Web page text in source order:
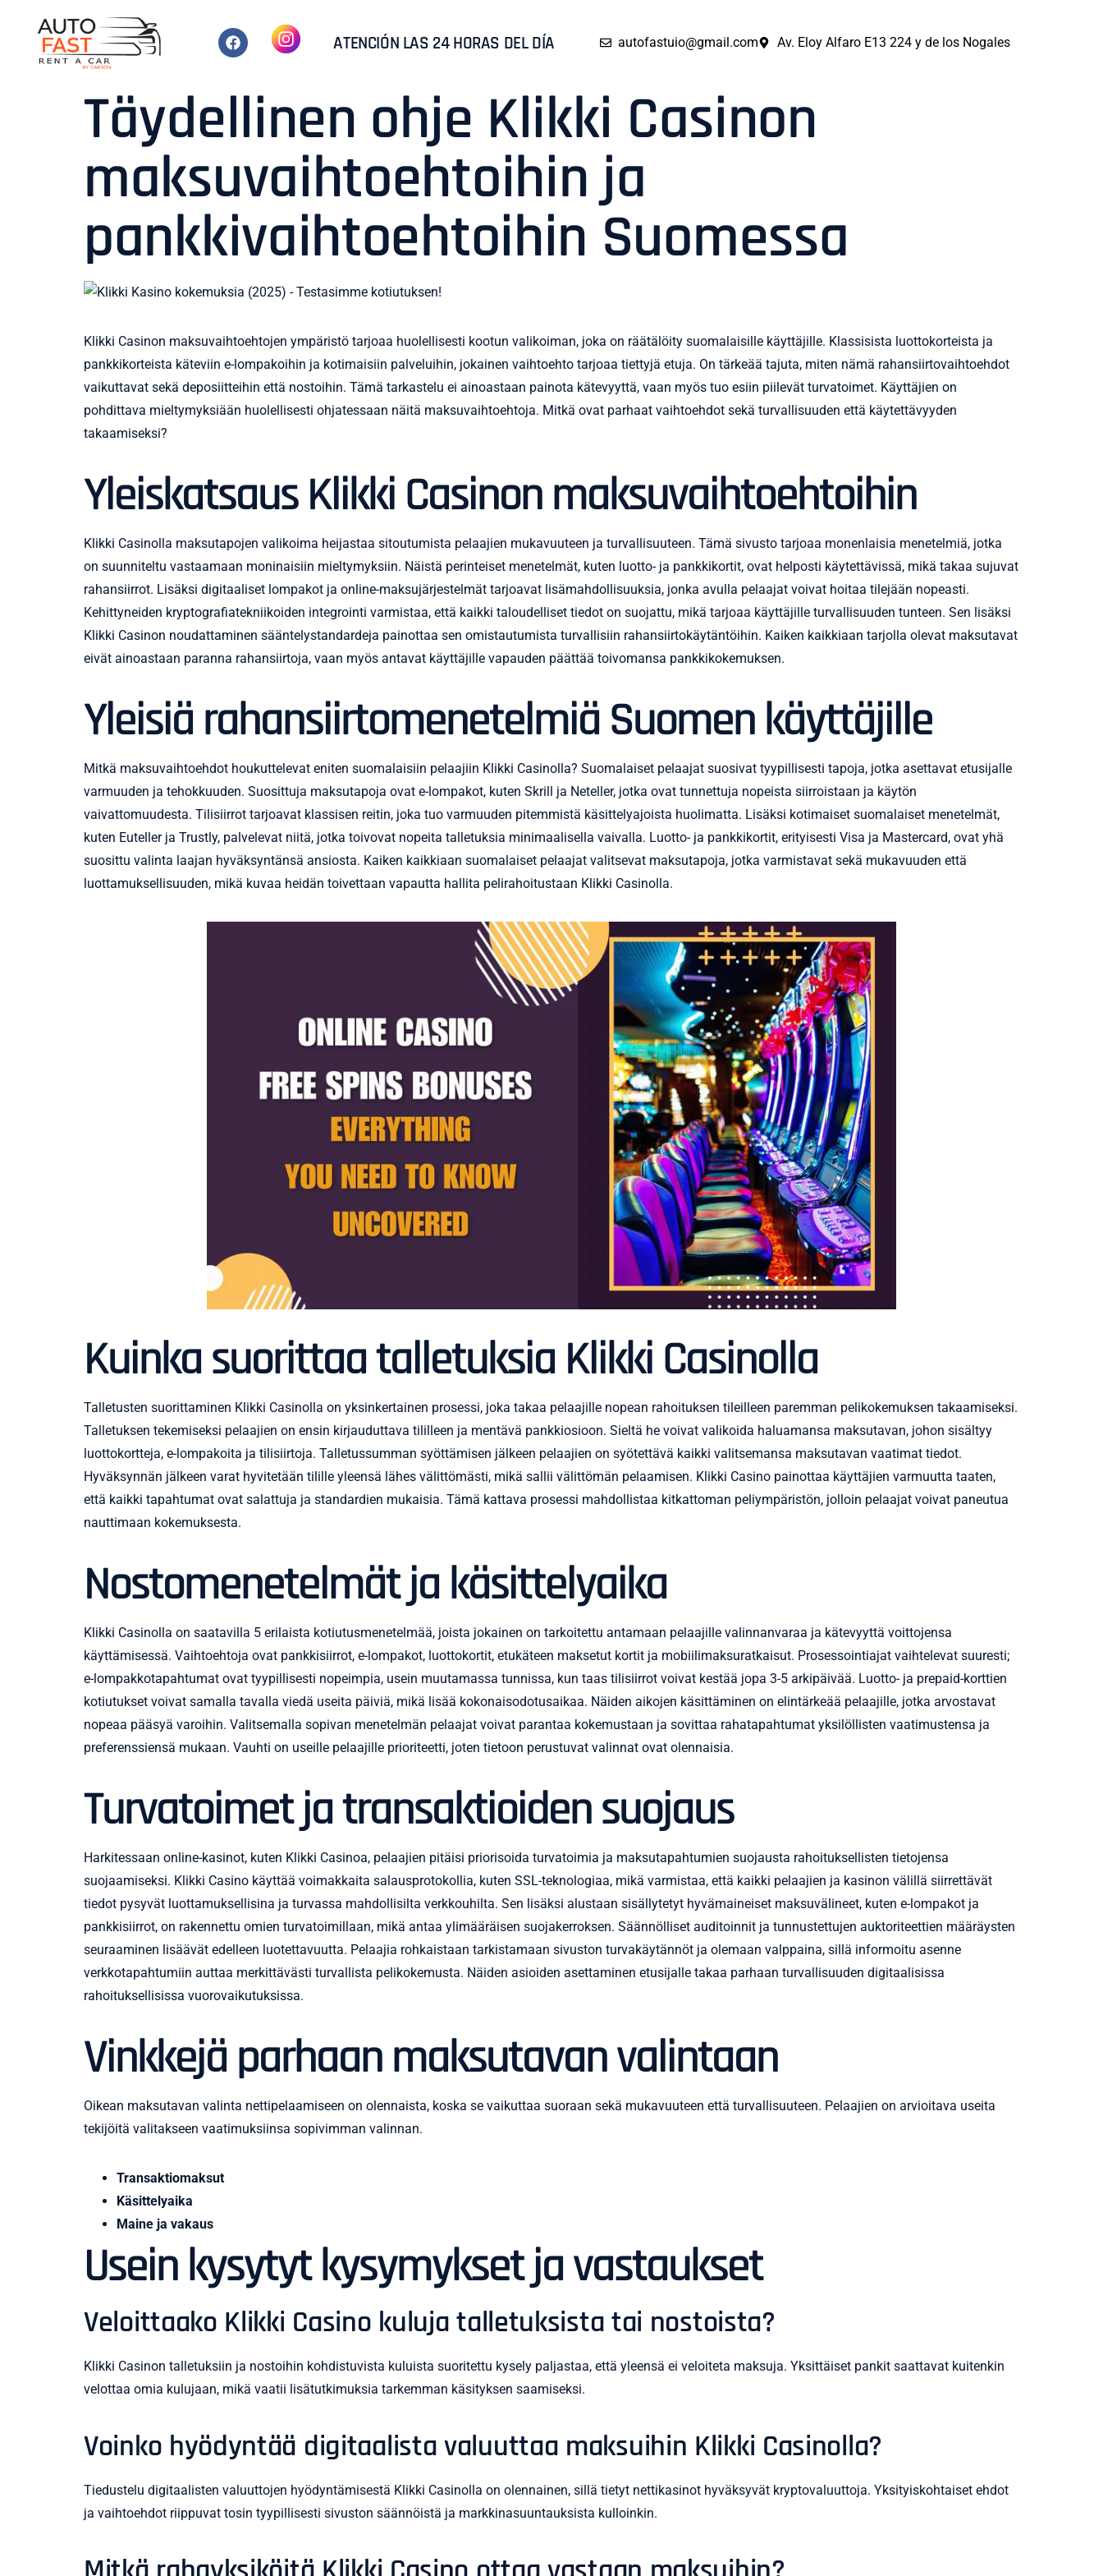
ATENCIÓN LAS 24 HORAS DEL DÍA autofastuio@gmail.com Av. Eloy Alfaro E13 224 y de los Nogales
Täydellinen ohje Klikki Casinon
maksuvaihtoehtoihin ja
pankkivaihtoehtoihin Suomessa
Klikki Casinon maksuvaihtoehtojen ympäristö tarjoaa huolellisesti kootun valikoiman, joka on räätälöity suomalaisille käyttäjille. Klassisista luottokorteista ja
pankkikorteista käteviin e-lompakoihin ja kotimaisiin palveluihin, jokainen vaihtoehto tarjoaa tiettyjä etuja. On tärkeää tajuta, miten nämä rahansiirtovaihtoehdot
vaikuttavat sekä deposiitteihin että nostoihin. Tämä tarkastelu ei ainoastaan painota kätevyyttä, vaan myös tuo esiin piilevät turvatoimet. Käyttäjien on
pohdittava mieltymyksiään huolellisesti ohjatessaan näitä maksuvaihtoehtoja. Mitkä ovat parhaat vaihtoehdot sekä turvallisuuden että käytettävyyden
takaamiseksi?
Yleiskatsaus Klikki Casinon maksuvaihtoehtoihin
Klikki Casinolla maksutapojen valikoima heijastaa sitoutumista pelaajien mukavuuteen ja turvallisuuteen. Tämä sivusto tarjoaa monenlaisia menetelmiä, jotka
on suunniteltu vastaamaan moninaisiin mieltymyksiin. Näistä perinteiset menetelmät, kuten luotto- ja pankkikortit, ovat helposti käytettävissä, mikä takaa sujuvat
rahansiirrot. Lisäksi digitaaliset lompakot ja online-maksujärjestelmät tarjoavat lisämahdollisuuksia, jonka avulla pelaajat voivat hoitaa tilejään nopeasti.
Kehittyneiden kryptografiatekniikoiden integrointi varmistaa, että kaikki taloudelliset tiedot on suojattu, mikä tarjoaa käyttäjille turvallisuuden tunteen. Sen lisäksi
Klikki Casinon noudattaminen sääntelystandardeja painottaa sen omistautumista turvallisiin rahansiirtokäytäntöihin. Kaiken kaikkiaan tarjolla olevat maksutavat
eivät ainoastaan paranna rahansiirtoja, vaan myös antavat käyttäjille vapauden päättää toivomansa pankkikokemuksen.
Yleisiä rahansiirtomenetelmiä Suomen käyttäjille
Mitkä maksuvaihtoehdot houkuttelevat eniten suomalaisiin pelaajiin Klikki Casinolla? Suomalaiset pelaajat suosivat tyypillisesti tapoja, jotka asettavat etusijalle
varmuuden ja tehokkuuden. Suosittuja maksutapoja ovat e-lompakot, kuten Skrill ja Neteller, jotka ovat tunnettuja nopeista siirroistaan ja käytön
vaivattomuudesta. Tilisiirrot tarjoavat klassisen reitin, joka tuo varmuuden pitemmistä käsittelyajoista huolimatta. Lisäksi kotimaiset suomalaiset menetelmät,
kuten Euteller ja Trustly, palvelevat niitä, jotka toivovat nopeita talletuksia minimaalisella vaivalla. Luotto- ja pankkikortit, erityisesti Visa ja Mastercard, ovat yhä
suosittu valinta laajan hyväksyntänsä ansiosta. Kaiken kaikkiaan suomalaiset pelaajat valitsevat maksutapoja, jotka varmistavat sekä mukavuuden että
luottamuksellisuuden, mikä kuvaa heidän toivettaan vapautta hallita pelirahoitustaan Klikki Casinolla.
Kuinka suorittaa talletuksia Klikki Casinolla
Talletusten suorittaminen Klikki Casinolla on yksinkertainen prosessi, joka takaa pelaajille nopean rahoituksen tileilleen paremman pelikokemuksen takaamiseksi.
Talletuksen tekemiseksi pelaajien on ensin kirjauduttava tililleen ja mentävä pankkiosioon. Sieltä he voivat valikoida haluamansa maksutavan, johon sisältyy
luottokortteja, e-lompakoita ja tilisiirtoja. Talletussumman syöttämisen jälkeen pelaajien on syötettävä kaikki valitsemansa maksutavan vaatimat tiedot.
Hyväksynnän jälkeen varat hyvitetään tilille yleensä lähes välittömästi, mikä sallii välittömän pelaamisen. Klikki Casino painottaa käyttäjien varmuutta taaten,
että kaikki tapahtumat ovat salattuja ja standardien mukaisia. Tämä kattava prosessi mahdollistaa kitkattoman peliympäristön, jolloin pelaajat voivat paneutua
nauttimaan kokemuksesta.
Nostomenetelmät ja käsittelyaika
Klikki Casinolla on saatavilla 5 erilaista kotiutusmenetelmää, joista jokainen on tarkoitettu antamaan pelaajille valinnanvaraa ja kätevyyttä voittojensa
käyttämisessä. Vaihtoehtoja ovat pankkisiirrot, e-lompakot, luottokortit, etukäteen maksetut kortit ja mobiilimaksuratkaisut. Prosessointiajat vaihtelevat suuresti;
e-lompakkotapahtumat ovat tyypillisesti nopeimpia, usein muutamassa tunnissa, kun taas tilisiirrot voivat kestää jopa 3-5 arkipäivää. Luotto- ja prepaid-korttien
kotiutukset voivat samalla tavalla viedä useita päiviä, mikä lisää kokonaisodotusaikaa. Näiden aikojen käsittäminen on elintärkeää pelaajille, jotka arvostavat
nopeaa pääsyä varoihin. Valitsemalla sopivan menetelmän pelaajat voivat parantaa kokemustaan ja sovittaa rahatapahtumat yksilöllisten vaatimustensa ja
preferenssiensä mukaan. Vauhti on useille pelaajille prioriteetti, joten tietoon perustuvat valinnat ovat olennaisia.
Turvatoimet ja transaktioiden suojaus
Harkitessaan online-kasinot, kuten Klikki Casinoa, pelaajien pitäisi priorisoida turvatoimia ja maksutapahtumien suojausta rahoituksellisten tietojensa
suojaamiseksi. Klikki Casino käyttää voimakkaita salausprotokollia, kuten SSL-teknologiaa, mikä varmistaa, että kaikki pelaajien ja kasinon välillä siirrettävät
tiedot pysyvät luottamuksellisina ja turvassa mahdollisilta verkkouhilta. Sen lisäksi alustaan sisällytetyt hyvämaineiset maksuvälineet, kuten e-lompakot ja
pankkisiirrot, on rakennettu omien turvatoimillaan, mikä antaa ylimääräisen suojakerroksen. Säännölliset auditoinnit ja tunnustettujen auktoriteettien määräysten
seuraaminen lisäävät edelleen luotettavuutta. Pelaajia rohkaistaan tarkistamaan sivuston turvakäytännöt ja olemaan valppaina, sillä informoitu asenne
verkkotapahtumiin auttaa merkittävästi turvallista pelikokemusta. Näiden asioiden asettaminen etusijalle takaa parhaan turvallisuuden digitaalisissa
rahoituksellisissa vuorovaikutuksissa.
Vinkkejä parhaan maksutavan valintaan
Oikean maksutavan valinta nettipelaamiseen on olennaista, koska se vaikuttaa suoraan sekä mukavuuteen että turvallisuuteen. Pelaajien on arvioitava useita
tekijöitä valitakseen vaatimuksiinsa sopivimman valinnan.
Transaktiomaksut
Käsittelyaika
Maine ja vakaus
Usein kysytyt kysymykset ja vastaukset
Veloittaako Klikki Casino kuluja talletuksista tai nostoista?
Klikki Casinon talletuksiin ja nostoihin kohdistuvista kuluista suoritettu kysely paljastaa, että yleensä ei veloiteta maksuja. Yksittäiset pankit saattavat kuitenkin
velottaa omia kulujaan, mikä vaatii lisätutkimuksia tarkemman käsityksen saamiseksi.
Voinko hyödyntää digitaalista valuuttaa maksuihin Klikki Casinolla?
Tiedustelu digitaalisten valuuttojen hyödyntämisestä Klikki Casinolla on olennainen, sillä tietyt nettikasinot hyväksyvät kryptovaluuttoja. Yksityiskohtaiset ehdot
ja vaihtoehdot riippuvat tosin tyypillisesti sivuston säännöistä ja markkinasuuntauksista kulloinkin.